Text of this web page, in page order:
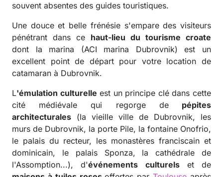
souvent absentes des guides touristiques.
Une douce et belle frénésie s'empare des visiteurs
pénétrant dans ce haut-lieu du tourisme croate
dont la marina (ACI marina Dubrovnik) est un
excellent point de départ pour votre location de
catamaran à Dubrovnik.
L'émulation culturelle est un principe clé dans cette
cité médiévale qui regorge depépites
architecturales (la vieille ville de Dubrovnik, les
murs de Dubrovnik, la porte Pile, la fontaine Onofrio,
le palais du recteur, les monastères franciscain et
dominicain, le palais Sponza, la cathédrale de
l'Assomption...), d'événements culturelset de